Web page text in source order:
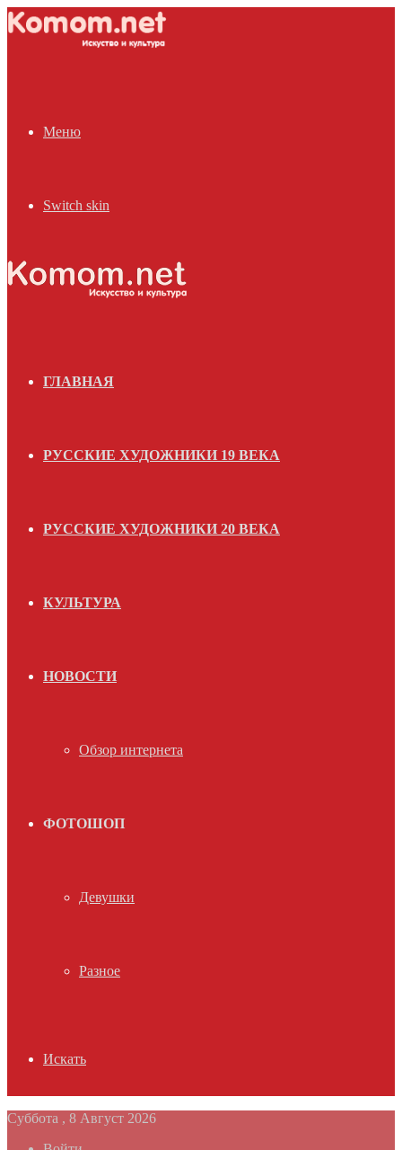
Меню
Switch skin
ГЛАВНАЯ
РУССКИЕ ХУДОЖНИКИ 19 ВЕКА
РУССКИЕ ХУДОЖНИКИ 20 ВЕКА
КУЛЬТУРА
НОВОСТИ
Обзор интернета
ФОТОШОП
Девушки
Разное
Искать
Суббота , 8 Август 2026